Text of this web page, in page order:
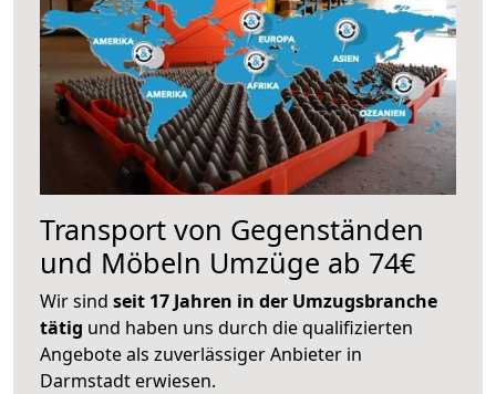
Transport von Gegenständen
und Möbeln Umzüge ab 74€
Wir sind seit 17 Jahren in der Umzugsbranche
tätig und haben uns durch die qualifizierten
Angebote als zuverlässiger Anbieter in
Darmstadt erwiesen.